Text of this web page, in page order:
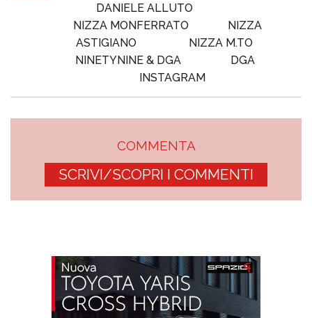
DANIELE ALLUTO
NIZZA MONFERRATO
NIZZA
ASTIGIANO
NIZZA M.TO
NINETYNINE & DGA
DGA
INSTAGRAM
COMMENTA
SCRIVI/SCOPRI I COMMENTI